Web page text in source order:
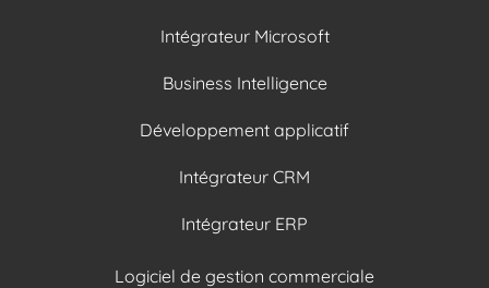
Intégrateur Microsoft
Business Intelligence
Développement applicatif
Intégrateur CRM
Intégrateur ERP
Logiciel de gestion commerciale